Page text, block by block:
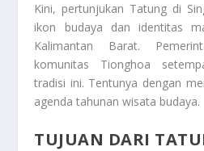
Kini, pertunjukan Tatung di
ikon budaya dan identitas
Kalimantan Barat.
komunitas Tionghoa
tradisi ini. Tentunya dengan
agenda tahunan wisata budaya.
TUJUAN DARI